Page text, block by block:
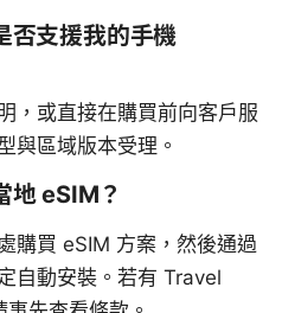
否支援我的手機
，或直接在購買前向客戶服
與區域版本受理。
地 eSIM？
購買 eSIM 方案，然後通過
自動安裝。若有 Travel